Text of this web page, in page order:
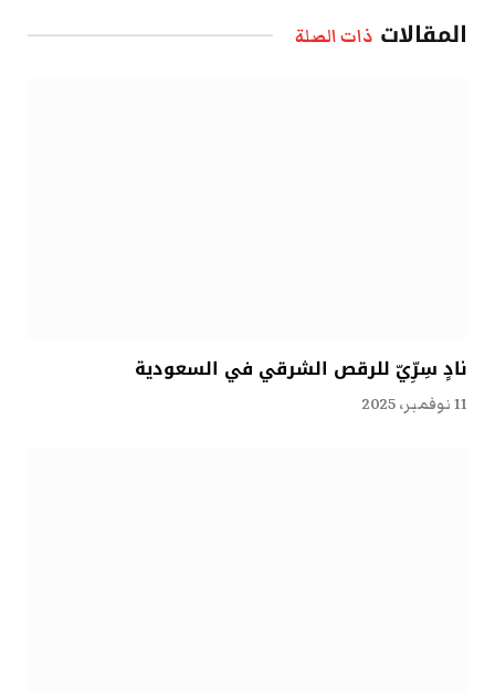
المقالات ذات الصلة
نادٍ سِرِّيّ للرقص الشرقي في السعودية
11 نوفمبر، 2025